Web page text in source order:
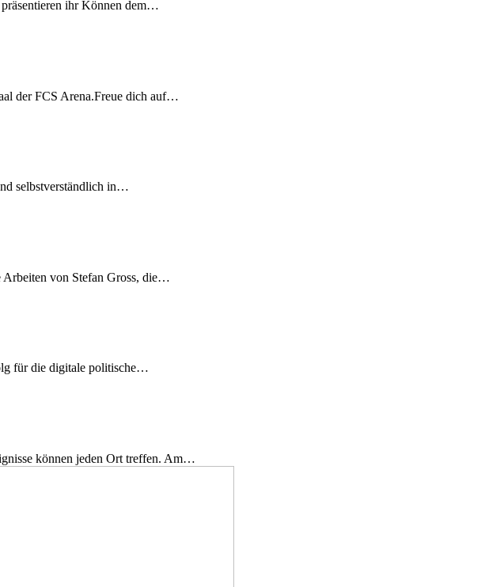
ihr Können dem…
der FCS Arena.Freue dich auf…
selbstverständlich in…
von Stefan Gross, die…
für die digitale politische…
können jeden Ort treffen. Am…